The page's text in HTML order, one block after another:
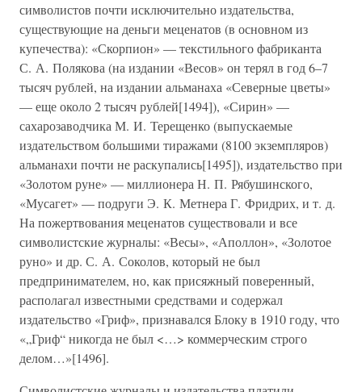
символистов почти исключительно издательства,
существующие на деньги меценатов (в основном из
купечества): «Скорпион» — текстильного фабриканта
С. А. Полякова (на издании «Весов» он терял в год 6–7
тысяч рублей, на издании альманаха «Северные цветы»
— еще около 2 тысяч рублей[1494]), «Сирин» —
сахарозаводчика М. И. Терещенко (выпускаемые
издательством большими тиражами (8100 экземпляров)
альманахи почти не раскупались[1495]), издательство при
«Золотом руне» — миллионера Н. П. Рябушинского,
«Мусагет» — подруги Э. К. Метнера Г. Фридрих, и т. д.
На пожертвования меценатов существовали и все
символистские журналы: «Весы», «Аполлон», «Золотое
руно» и др. С. А. Соколов, который не был
предпринимателем, но, как присяжный поверенный,
располагал известными средствами и содержал
издательство «Гриф», признавался Блоку в 1910 году, что
«„Гриф“ никогда не был <…> коммерческим строго
делом…»[1496].